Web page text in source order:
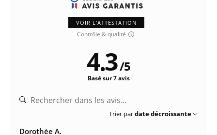
VOIR L'ATTESTATION
Contrôle & qualité
4.3/5
Basé sur 7 avis
Trier pardate décroissante
Dorothée A.